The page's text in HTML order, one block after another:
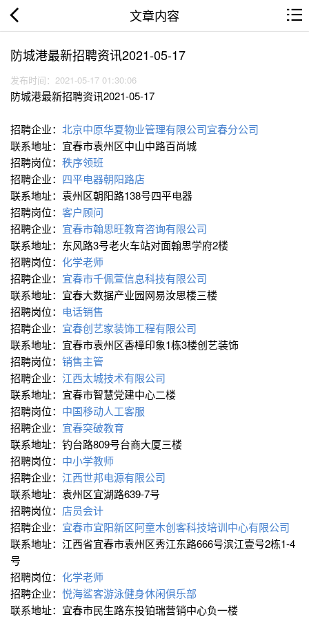
文章内容
防城港最新招聘资讯2021-05-17
发布时间：2021-05-17 01:30:06
防城港最新招聘资讯2021-05-17
招聘企业： 北京中原华夏物业管理有限公司宜春分公司
联系地址：宜春市袁州区中山中路百尚城
招聘岗位： 秩序领班
招聘企业： 四平电器朝阳路店
联系地址：袁州区朝阳路138号四平电器
招聘岗位： 客户顾问
招聘企业： 宜春市翰思旺教育咨询有限公司
联系地址：东风路3号老火车站对面翰思学府2楼
招聘岗位： 化学老师
招聘企业： 宜春市千佩萱信息科技有限公司
联系地址：宜春大数据产业园网易汝思楼三楼
招聘岗位： 电话销售
招聘企业： 宜春创艺家装饰工程有限公司
联系地址：宜春市袁州区香樟印象1栋3楼创艺装饰
招聘岗位： 销售主管
招聘企业： 江西太城技术有限公司
联系地址：宜春市智慧党建中心二楼
招聘岗位： 中国移动人工客服
招聘企业： 宜春突破教育
联系地址：钓台路809号台商大厦三楼
招聘岗位： 中小学教师
招聘企业： 江西世邦电源有限公司
联系地址：袁州区宜湖路639-7号
招聘岗位： 店员会计
招聘企业： 宜春市宜阳新区阿童木创客科技培训中心有限公司
联系地址：江西省宜春市袁州区秀江东路666号滨江壹号2栋1-4
号
招聘岗位： 化学老师
招聘企业： 悦海鲨客游泳健身休闲俱乐部
联系地址：宜春市民生路东投铂瑞营销中心负一楼